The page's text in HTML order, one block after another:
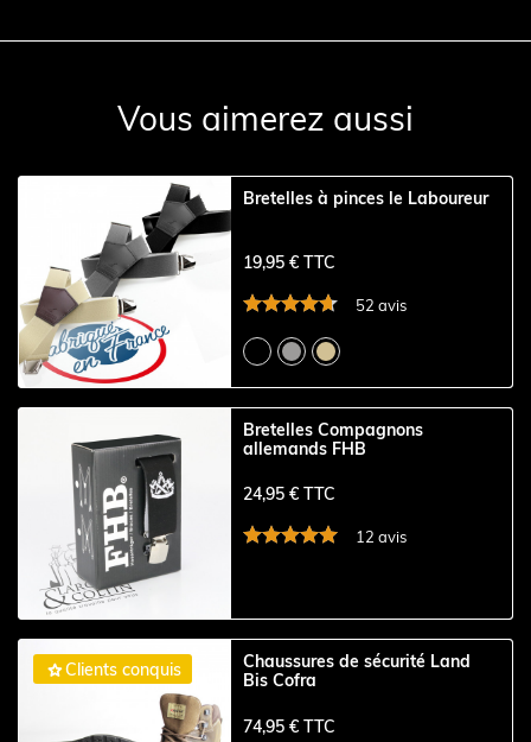
Vous aimerez aussi
Bretelles à pinces le Laboureur
19,95 € TTC
52 avis
Bretelles Compagnons
allemands FHB
24,95 € TTC
12 avis
Clients conquis
Chaussures de sécurité Land
Bis Cofra
74,95 € TTC